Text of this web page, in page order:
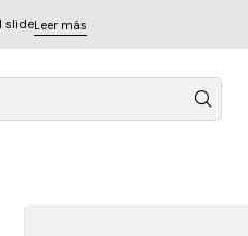
slideLeer más
Tears For Fears